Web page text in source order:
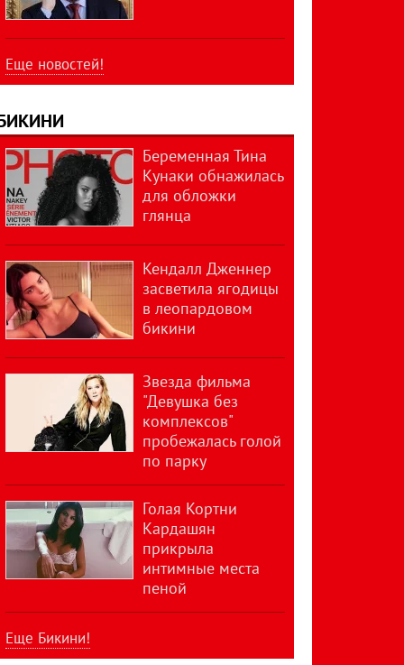
Еще новостей!
Беременная Тина
Кунаки обнажилась
для обложки
глянца
Кендалл Дженнер
засветила ягодицы
в леопардовом
бикини
Звезда фильма
"Девушка без
комплексов"
пробежалась голой
по парку
Голая Кортни
Кардашян
прикрыла
интимные места
пеной
Еще Бикини!